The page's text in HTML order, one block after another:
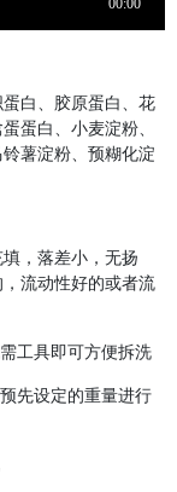
白、胶原蛋白、花
蛋白、小麦淀粉、
薯淀粉、预糊化淀
，落差小，无扬
流动性好的或者流
工具即可方便拆洗
先设定的重量进行